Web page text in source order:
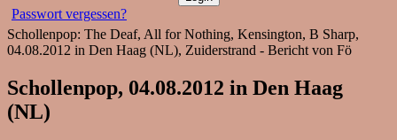
Passwort vergessen?
Schollenpop: The Deaf, All for Nothing, Kensington, B Sharp,
04.08.2012 in Den Haag (NL), Zuiderstrand - Bericht von Fö
Schollenpop, 04.08.2012 in Den Haag
(NL)